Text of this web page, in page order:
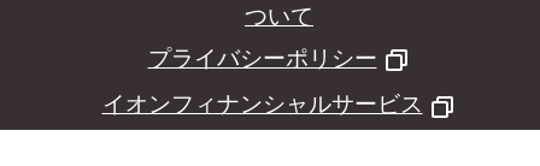
ついて
プライバシーポリシー
イオンフィナンシャルサービス